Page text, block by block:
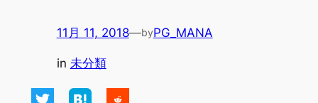
11月 11, 2018—byPG_MANA
in 未分類